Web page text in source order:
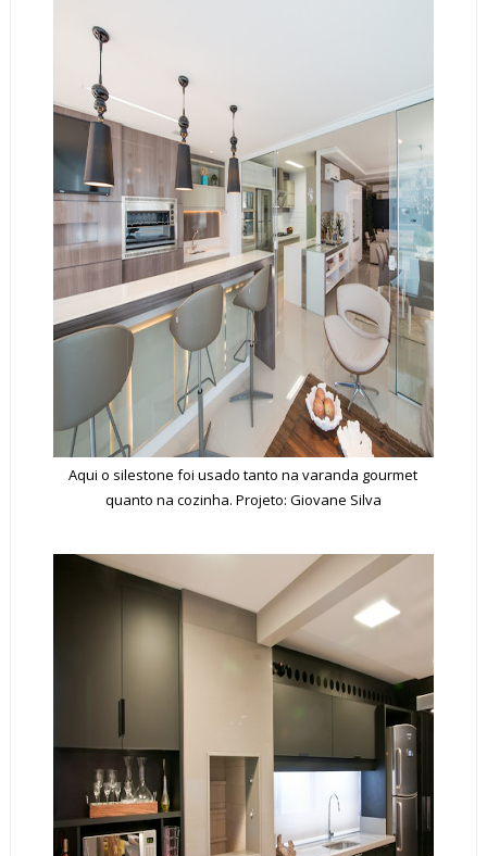
Aqui o silestone foi usado tanto na varanda gourmet
quanto na cozinha. Projeto: Giovane Silva